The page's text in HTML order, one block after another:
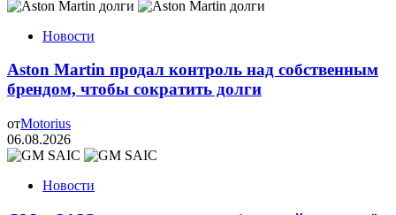
Новости
Aston Martin продал контроль над собственным
брендом, чтобы сократить долги
отMotorius
06.08.2026
Новости